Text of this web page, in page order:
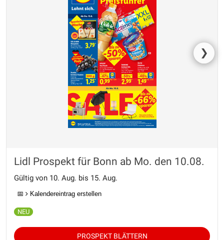
❯
Lidl Prospekt für Bonn ab Mo. den 10.08.
Gültig von 10. Aug. bis 15. Aug.
📅 Kalendereintrag erstellen
PROSPEKT BLÄTTERN